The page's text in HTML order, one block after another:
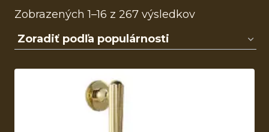
Zobrazených 1–16 z 267 výsledkovZoradené
popularity